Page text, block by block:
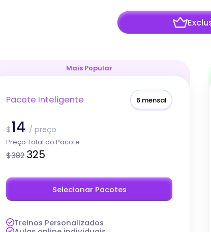
Mais Popular
Pacote Inteligente 6 mensal
$14 /preço
Preço Total do Pacote
$382 325
Selecionar Pacotes
Treinos Personalizados